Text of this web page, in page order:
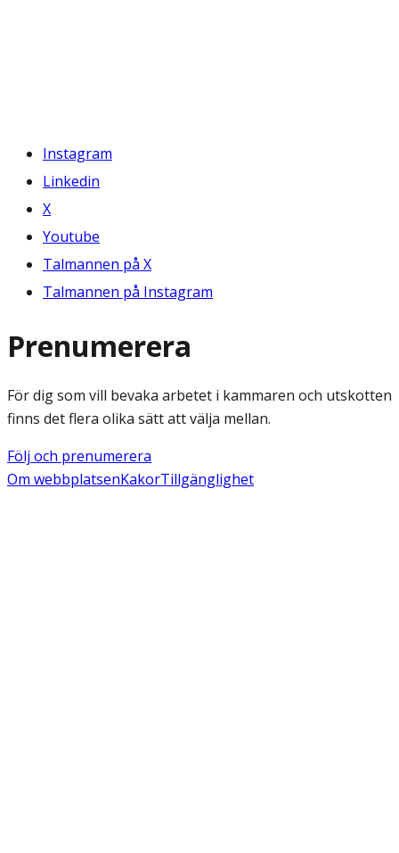
Instagram
Linkedin
X
Youtube
Talmannen på X
Talmannen på Instagram
Prenumerera
För dig som vill bevaka arbetet i kammaren och utskotten
finns det flera olika sätt att välja mellan.
Följ och prenumerera
Om webbplatsenKakorTillgänglighet